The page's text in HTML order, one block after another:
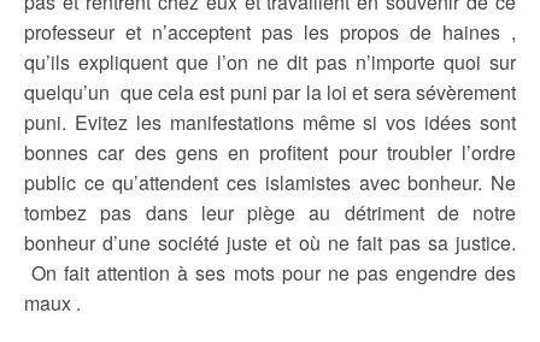
professeur et n’acceptent pas les propos de haines ,
qu’ils expliquent que l’on ne dit pas n’importe quoi sur
quelqu’un que cela est puni par la loi et sera sévèrement
puni. Evitez les manifestations même si vos idées sont
bonnes car des gens en profitent pour troubler l’ordre
public ce qu’attendent ces islamistes avec bonheur. Ne
tombez pas dans leur piège au détriment de notre
bonheur d’une société juste et où ne fait pas sa justice.
On fait attention à ses mots pour ne pas engendre des
maux .